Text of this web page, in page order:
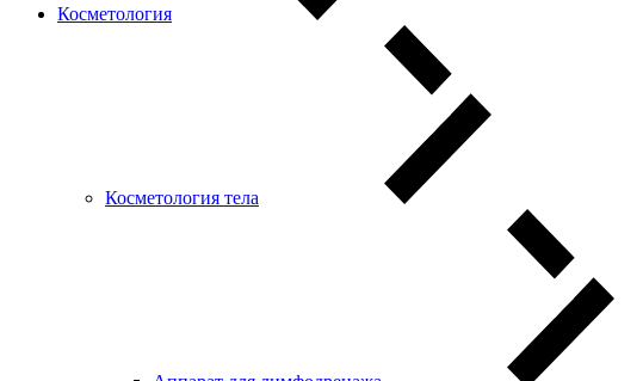
Косметология
Косметология тела